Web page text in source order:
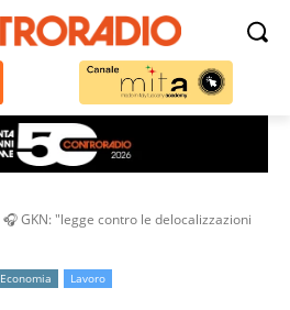
🎧 GKN: "legge contro le delocalizzazioni
Economia Lavoro